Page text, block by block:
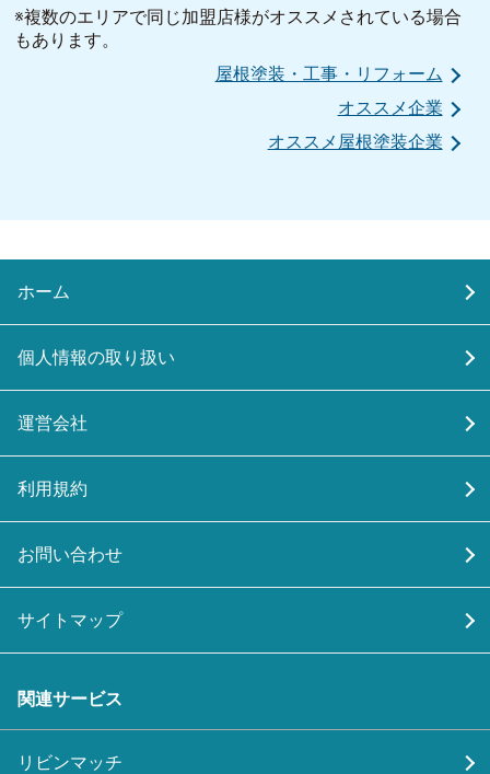
※複数のエリアで同じ加盟店様がオススメされている場合
もあります。
屋根塗装・工事・リフォーム
オススメ企業
オススメ屋根塗装企業
ホーム
個人情報の取り扱い
運営会社
利用規約
お問い合わせ
サイトマップ
関連サービス
リビンマッチ